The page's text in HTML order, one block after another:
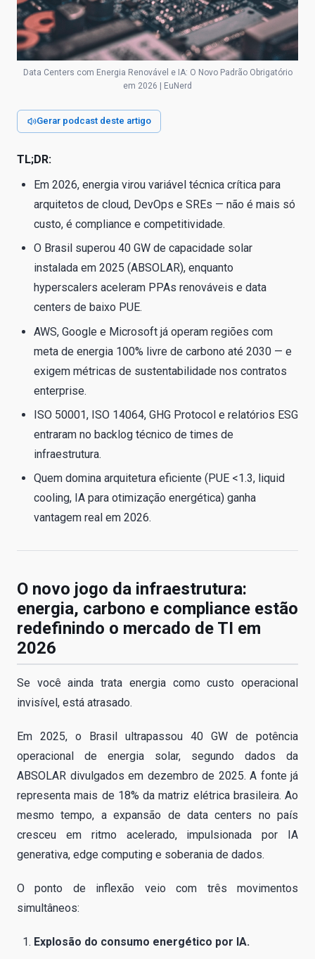
Data Centers com Energia Renovável e IA: O Novo Padrão Obrigatório
em 2026 | EuNerd
Gerar podcast deste artigo
TL;DR:
Em 2026, energia virou variável técnica crítica para
arquitetos de cloud, DevOps e SREs — não é mais só
custo, é compliance e competitividade.
O Brasil superou 40 GW de capacidade solar
instalada em 2025 (ABSOLAR), enquanto
hyperscalers aceleram PPAs renováveis e data
centers de baixo PUE.
AWS, Google e Microsoft já operam regiões com
meta de energia 100% livre de carbono até 2030 — e
exigem métricas de sustentabilidade nos contratos
enterprise.
ISO 50001, ISO 14064, GHG Protocol e relatórios ESG
entraram no backlog técnico de times de
infraestrutura.
Quem domina arquitetura eficiente (PUE <1.3, liquid
cooling, IA para otimização energética) ganha
vantagem real em 2026.
O novo jogo da infraestrutura:
energia, carbono e compliance estão
redefinindo o mercado de TI em
2026
Se você ainda trata energia como custo operacional
invisível, está atrasado.
Em 2025, o Brasil ultrapassou 40 GW de potência
operacional de energia solar, segundo dados da
ABSOLAR divulgados em dezembro de 2025. A fonte já
representa mais de 18% da matriz elétrica brasileira. Ao
mesmo tempo, a expansão de data centers no país
cresceu em ritmo acelerado, impulsionada por IA
generativa, edge computing e soberania de dados.
O ponto de inflexão veio com três movimentos
simultâneos:
Explosão do consumo energético por IA.